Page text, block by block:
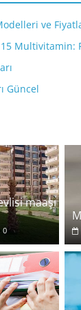
ve
Multivitamin:
Güncel
maaşı
0